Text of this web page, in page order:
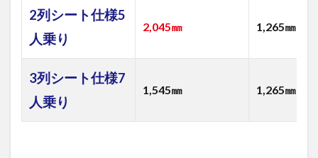
車中
泊に
適し
た新
型
【シ
エン
タ】
は、
2列
2列シート仕様5
人乗り
2,045㎜ 1,265㎜
3列シート仕様7
人乗り
1,545㎜ 1,265㎜